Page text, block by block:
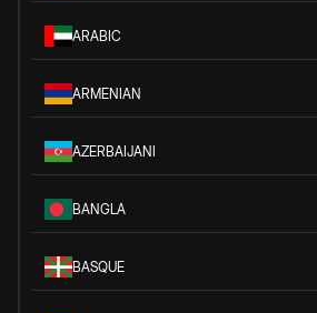
ARABIC
ARMENIAN
AZERBAIJANI
BANGLA
BASQUE